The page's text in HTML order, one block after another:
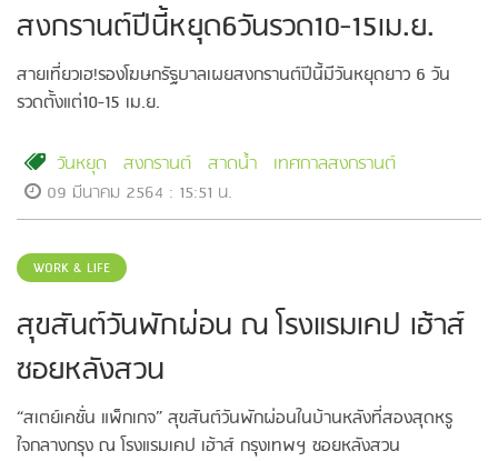
สงกรานต์ปีนี้หยุด6วันรวด10-15เม.ย.
สายเที่ยวเฮ!รองโฆษกรัฐบาลเผยสงกรานต์ปีนี้มีวันหยุดยาว 6 วัน
รวดตั้งแต่10-15 เม.ย.
วันหยุด สงกรานต์ สาดน้ำ เทศกาลสงกรานต์
09 มีนาคม 2564 : 15:51 น.
WORK & LIFE
สุขสันต์วันพักผ่อน ณ โรงแรมเคป เฮ้าส์
ซอยหลังสวน
“สเตย์เคชั่น แพ็กเกจ” สุขสันต์วันพักผ่อนในบ้านหลังที่สองสุดหรู
ใจกลางกรุง ณ โรงแรมเคป เฮ้าส์ กรุงเทพฯ ซอยหลังสวน